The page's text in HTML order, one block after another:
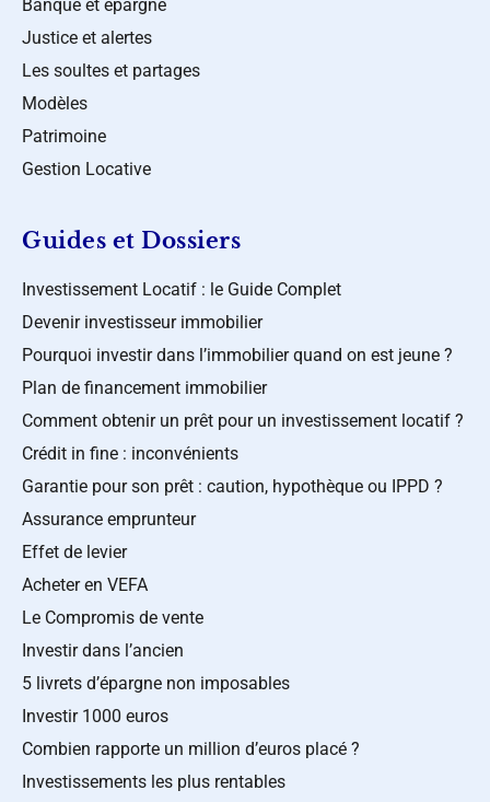
Banque et épargne
Justice et alertes
Les soultes et partages
Modèles
Patrimoine
Gestion Locative
Guides et Dossiers
Investissement Locatif : le Guide Complet
Devenir investisseur immobilier
Pourquoi investir dans l’immobilier quand on est jeune ?
Plan de financement immobilier
Comment obtenir un prêt pour un investissement locatif ?
Crédit in fine : inconvénients
Garantie pour son prêt : caution, hypothèque ou IPPD ?
Assurance emprunteur
Effet de levier
Acheter en VEFA
Le Compromis de vente
Investir dans l’ancien
5 livrets d’épargne non imposables
Investir 1000 euros
Combien rapporte un million d’euros placé ?
Investissements les plus rentables